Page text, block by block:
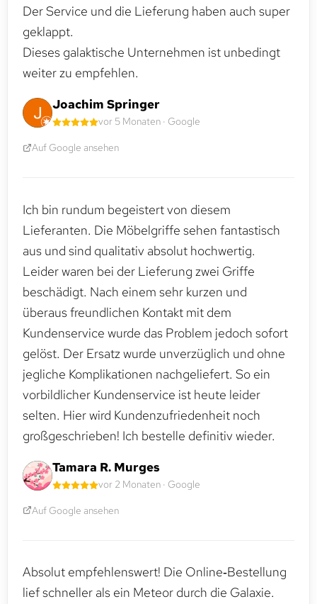
Der Service und die Lieferung haben auch super
geklappt.
Dieses galaktische Unternehmen ist unbedingt
weiter zu empfehlen.
Joachim Springer
vor 5 Monaten · Google
Auf Google ansehen
Ich bin rundum begeistert von diesem
Lieferanten. Die Möbelgriffe sehen fantastisch
aus und sind qualitativ absolut hochwertig.
Leider waren bei der Lieferung zwei Griffe
beschädigt. Nach einem sehr kurzen und
überaus freundlichen Kontakt mit dem
Kundenservice wurde das Problem jedoch sofort
gelöst. Der Ersatz wurde unverzüglich und ohne
jegliche Komplikationen nachgeliefert. So ein
vorbildlicher Kundenservice ist heute leider
selten. Hier wird Kundenzufriedenheit noch
großgeschrieben! Ich bestelle definitiv wieder.
Tamara R. Murges
vor 2 Monaten · Google
Auf Google ansehen
Absolut empfehlenswert! Die Online‑Bestellung
lief schneller als ein Meteor durch die Galaxie.